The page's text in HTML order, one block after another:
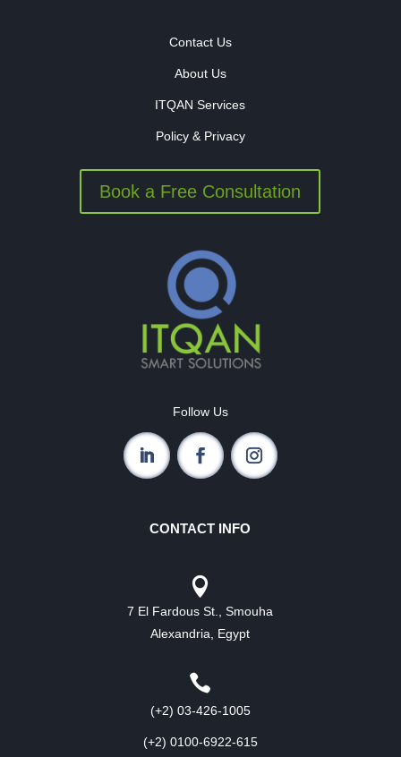
Contact Us
About Us
ITQAN Services
Policy & Privacy
Book a Free Consultation
Follow Us
CONTACT INFO

7 El Fardous St., Smouha
Alexandria, Egypt

(+2) 03-426-1005
(+2) 0100-6922-615